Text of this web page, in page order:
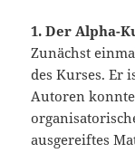
1. Der Alpha-
Zunächst
des Kurses. Er
Autoren
ausgereiftes